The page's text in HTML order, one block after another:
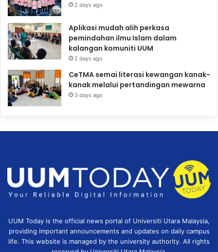
2 days ago
Aplikasi mudah alih perkasa
pemindahan ilmu Islam dalam
kalangan komuniti UUM
2 days ago
CeTMA semai literasi kewangan kanak-
kanak melalui pertandingan mewarna
3 days ago
UUM Today is the official news portal of Universiti Utara Malaysia,
providing important announcements and updates on daily campus
life. This website is managed by the university authority. All rights